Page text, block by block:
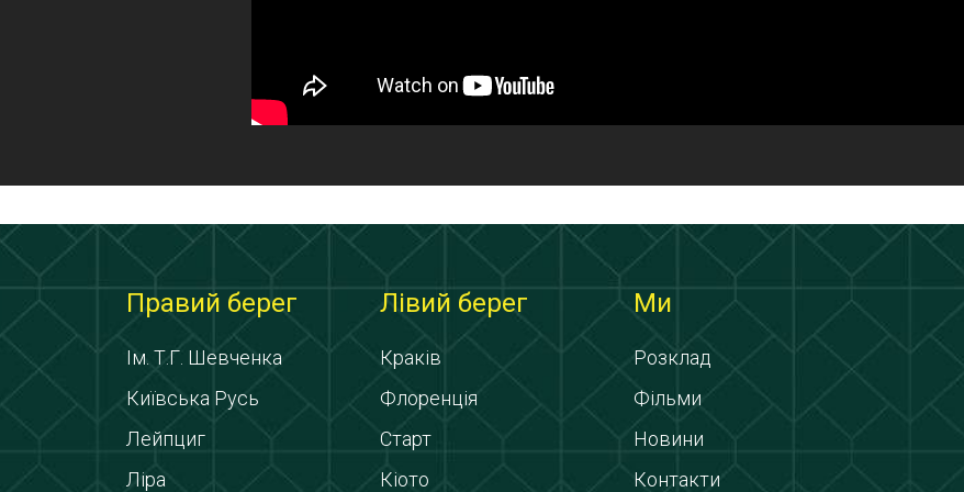
Правий берег
Ім. Т.Г. Шевченка
Київська Русь
Лейпциг
Ліра
Лівий берег
Краків
Флоренція
Старт
Кіото
Ми
Розклад
Фільми
Новини
Контакти